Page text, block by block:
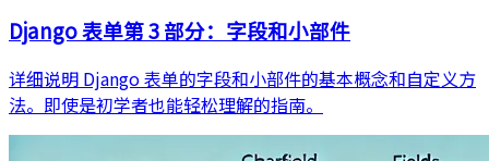
Django 表单第 3 部分：字段和小部件
详细说明 Django 表单的字段和小部件的基本概念和自定义方
法。即使是初学者也能轻松理解的指南。